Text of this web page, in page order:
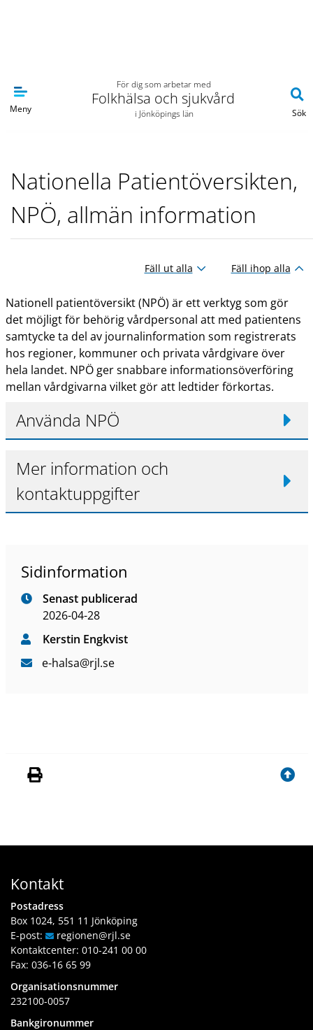
Meny
För dig som arbetar med
Folkhälsa och sjukvård
i Jönköpings län Sök
Nationella Patientöversikten,
NPÖ, allmän information
Fäll ut alla Fäll ihop alla
Nationell patientöversikt (NPÖ) är ett verktyg som gör
det möjligt för behörig vårdpersonal att med patientens
samtycke ta del av journalinformation som registrerats
hos regioner, kommuner och privata vårdgivare över
hela landet. NPÖ ger snabbare informationsöverföring
mellan vårdgivarna vilket gör att ledtider förkortas.
Använda NPÖ
Mer information och
kontaktuppgifter
Sidinformation
Senast publicerad
2026-04-28
Kerstin Engkvist
e-halsa@rjl.se
Kontakt
Postadress
Box 1024, 551 11 Jönköping
E-post:
regionen@rjl.se
Kontaktcenter: 010-241 00 00
Fax: 036-16 65 99
Organisationsnummer
232100-0057
Bankgironummer